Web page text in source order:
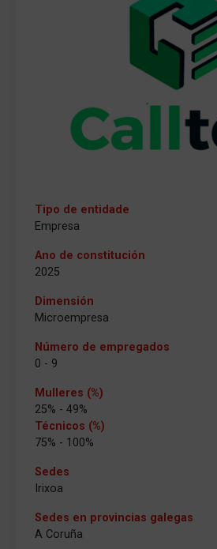
Tipo de entidade
Empresa
Ano de constitución
2025
Dimensión
Microempresa
Número de empregados
0 - 9
Mulleres (%)
25% - 49%
Técnicos (%)
75% - 100%
Sedes
Irixoa
Sedes en provincias galegas
A Coruña